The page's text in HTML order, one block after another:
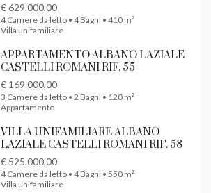
€ 629.000,00
4 Camere da letto • 4 Bagni • 410 m²
Villa unifamiliare
APPARTAMENTO ALBANO LAZIALE
CASTELLI ROMANI RIF. 55
€ 169.000,00
3 Camere da letto • 2 Bagni • 120 m²
Appartamento
VILLA UNIFAMILIARE ALBANO
LAZIALE CASTELLI ROMANI RIF. 58
€ 525.000,00
4 Camere da letto • 4 Bagni • 550 m²
Villa unifamiliare